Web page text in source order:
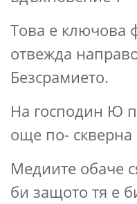
Това е ключова
отвежда
Безсрамието.
На господин Ю
още по- скверна
Медиите обаче
би защото тя е